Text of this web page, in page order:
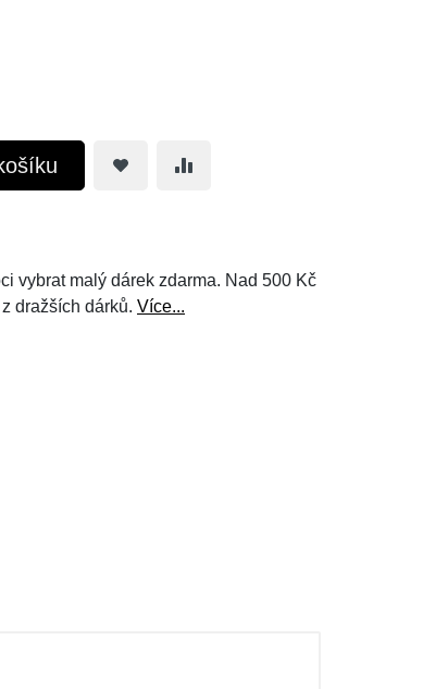
vybrat malý dárek zdarma. Nad 500 Kč
dražších dárků. Více...